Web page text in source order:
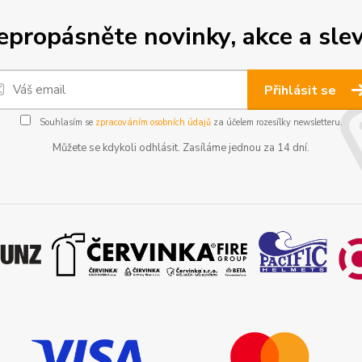
novinky, akce a
Přihlásit se
Souhlasím se zpracováním osobních údajůza účelem rozesílky newsletteru.
Můžete se kdykoli odhlásit. Zasíláme jednou za 14 dní.